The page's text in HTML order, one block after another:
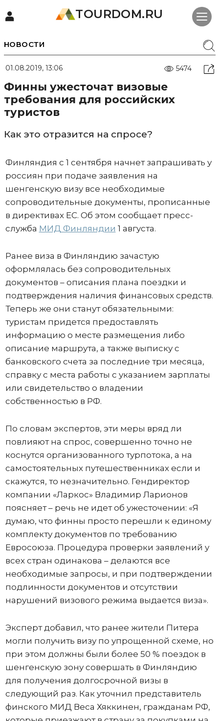
TOURDOM.RU
НОВОСТИ
01.08.2019, 13:06 5474
Финны ужесточат визовые
требования для российских
туристов
Как это отразится на спросе?
Финляндия с 1 сентября начнет запрашивать у
россиян при подаче заявления на
шенгенскую визу все необходимые
сопроводительные документы, прописанные
в директивах ЕС. Об этом сообщает пресс-
служба МИД Финляндии 1 августа.
Ранее виза в Финляндию зачастую
оформлялась без сопроводительных
документов – описания плана поездки и
подтверждения наличия финансовых средств.
Теперь же они станут обязательными:
туристам придется предоставлять
информацию о месте размещения либо
описание маршрута, а также выписку с
банковского счета за последние три месяца,
справку с места работы с указанием зарплаты
или свидетельство о владении
собственностью в РФ.
По словам экспертов, эти меры вряд ли
повлияют на спрос, совершенно точно не
коснутся организованного турпотока, а на
самостоятельных путешественниках если и
скажутся, то незначительно. Гендиректор
компании «Ларкос» Владимир Ларионов
поясняет – речь не идет об ужесточении: «Я
думаю, что финны просто перешли к единому
комплекту документов по требованию
Евросоюза. Процедура проверки заявлений у
всех стран одинакова – делаются все
необходимые запросы, и при подтверждении
подлинности документов и отсутствии
нарушений визового режима выдается виза».
Эксперт добавил, что ранее жители Питера
могли получить визу по упрощенной схеме, но
при этом должны были более 50 % поездок в
шенгенскую зону совершать в Финляндию
для получения долгосрочной визы в
следующий раз. Как уточнил представитель
финского МИД Веса Хяккинен, гражданам РФ,